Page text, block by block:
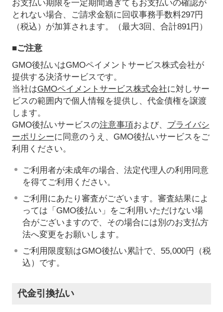
お支払い期限を一定期間過ぎてもお支払いの確認が
とれない場合、ご請求金額に回収事務手数料297円
（税込）が加算されます。（最大3回、合計891円）
■ご注意
GMO後払いはGMOペイメントサービス株式会社が
提供する決済サービスです。
当社はGMOペイメントサービス株式会社に対しサー
ビスの範囲内で個人情報を提供し、代金債権を譲渡
します。
GMO後払いサービスの注意事項および、 プライバシ
ーポリシーに同意のうえ、GMO後払いサービスをご
利用ください。
ご利用者が未成年の場合、法定代理人の利用同意
を得てご利用ください。
ご利用にあたり審査がございます。審査結果によ
っては「GMO後払い」をご利用いただけない場
合がございますので、その場合には別のお支払方
法へ変更をお願いします。
ご利用限度額はGMO後払い累計で、55,000円（税
込）です。
代金引換払い